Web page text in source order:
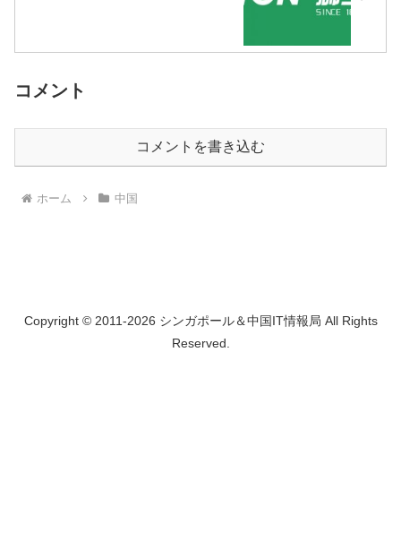
コメント
コメントを書き込む
ホーム 中国
Copyright © 2011-2026 シンガポール＆中国IT情報局 All Rights
Reserved.